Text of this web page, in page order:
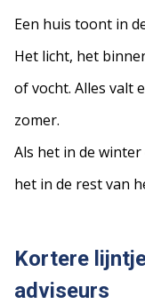
Een huis toont in
Het licht, het
of vocht. Alles valt
zomer.
Als het in de
het in de rest van
Kortere
adviseurs